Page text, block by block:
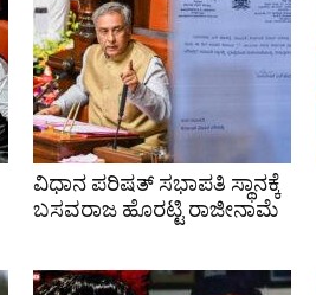
ವಿಧಾನ ಪರಿಷತ್ ಸಭಾಪತಿ ಸ್ಥಾನಕ್ಕೆ
ಬಸವರಾಜ ಹೊರಟ್ಟಿ ರಾಜೀನಾಮೆ